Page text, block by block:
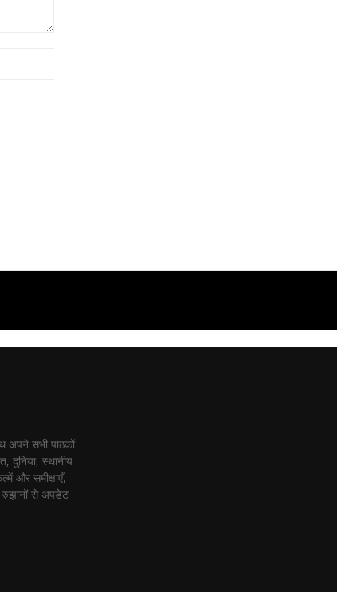
अपने सभी पाठकों
दुनिया, स्थानीय
और समीक्षाएँ,
रुझानों से अपडेट